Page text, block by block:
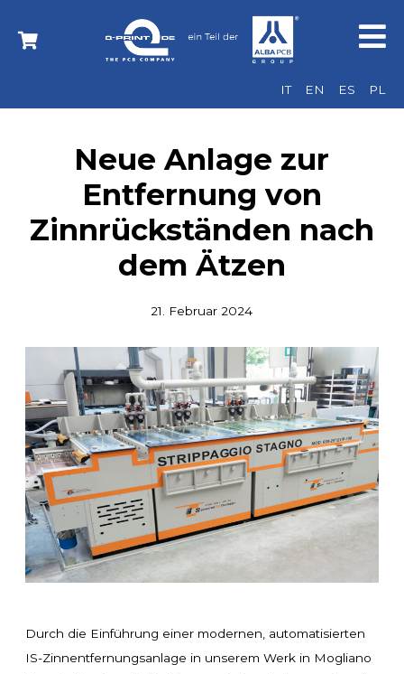
IT EN ES PL
Neue Anlage zur
Entfernung von
Zinnrückständen nach
dem Ätzen
21. Februar 2024
Durch die Einführung einer modernen, automatisierten
IS-Zinnentfernungsanlage in unserem Werk in Mogliano